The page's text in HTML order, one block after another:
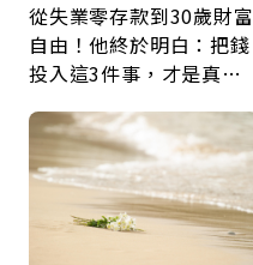
從失業零存款到30歲財富
自由！他終於明白：把錢
投入這3件事，才是真正